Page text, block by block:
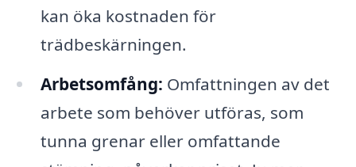
kan öka kostnaden för
trädbeskärningen.
Arbetsomfång: Omfattningen av det
arbete som behöver utföras, som
tunna grenar eller omfattande